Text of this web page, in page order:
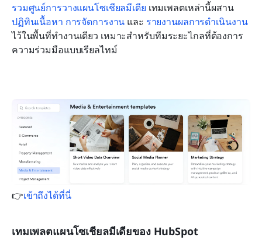
รวมศูนย์การวางแผนโซเชียลมีเดีย
เทมเพลตเหล่านี้ผสาน
ปฏิทินเนื้อหา การจัดการงาน และ รายงานผลการดำเนินงาน
ไว้ในพื้นที่ทำงานเดียว เหมาะสำหรับทีมระยะไกลที่ต้องการ
ความร่วมมือแบบเรียลไทม์
👉เข้าถึงได้ที่นี่
เทมเพลตแผนโซเชียลมีเดียของ HubSpot